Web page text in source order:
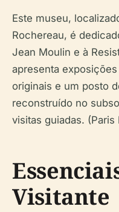
Este museu,
Rochereau, é
Jean Moulin e à
apresenta
originais e um posto
reconstruído no
visitas guiadas. (Paris
Visitante